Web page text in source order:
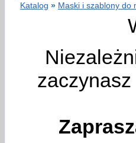
Katalog » Maski i szablony do